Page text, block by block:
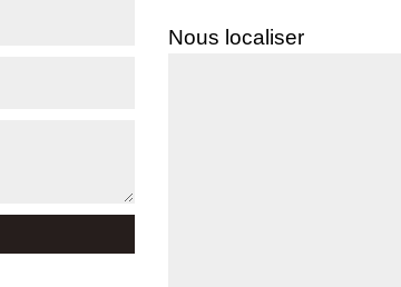
Nous localiser